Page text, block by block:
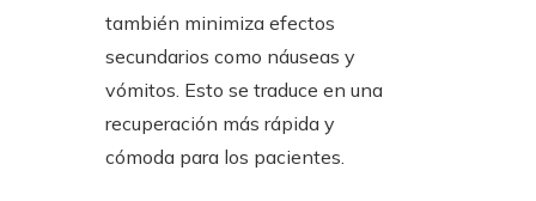
también minimiza efectos
secundarios como náuseas y
vómitos. Esto se traduce en una
recuperación más rápida y
cómoda para los pacientes.